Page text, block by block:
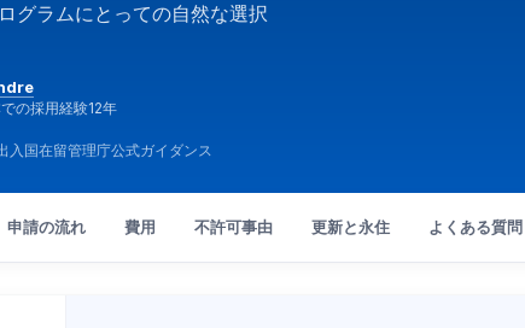
グラムにとっての自然な選択
の採用経験12年
入国在留管理庁公式ガイダンス
申請の流れ 費用 不許可事由 更新と永住 よくある質問